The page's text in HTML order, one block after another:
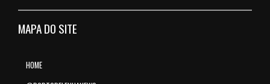
MAPA DO SITE
HOME